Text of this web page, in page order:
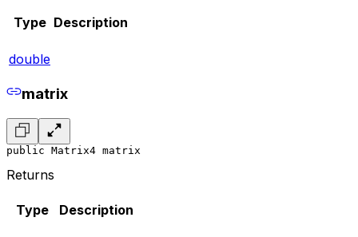
Type Description
double
matrix
public Matrix4 matrix
Returns
Type Description